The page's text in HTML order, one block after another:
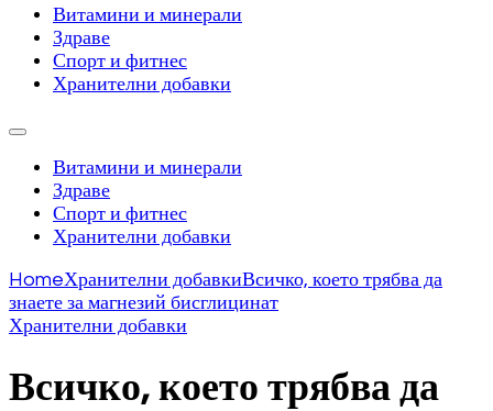
Витамини и минерали
Здраве
Спорт и фитнес
Хранителни добавки
Витамини и минерали
Здраве
Спорт и фитнес
Хранителни добавки
HomeХранителни добавкиВсичко, което трябва да
знаете за магнезий бисглицинат
Хранителни добавки
Всичко, което трябва да